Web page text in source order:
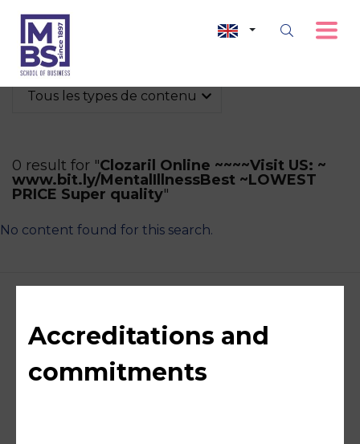
Tous les types de contenu
0 result for "Clozaril Online ~~~~Visit US: ~
www.bit.ly/MentalIllnessBest ~LOWEST
PRICE Super quality"
No content found for this search.
Accreditations and
commitments